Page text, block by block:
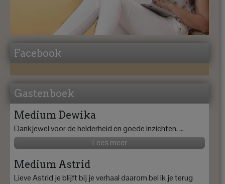
Facebook
Gastenboek
Medium Dewika
Dankjewel voor de helderheid en goede inzichten. ...
Lees meer
Medium Astrid
Lieve Astrid je blijft bij je verhaal daarom bel ik je terug